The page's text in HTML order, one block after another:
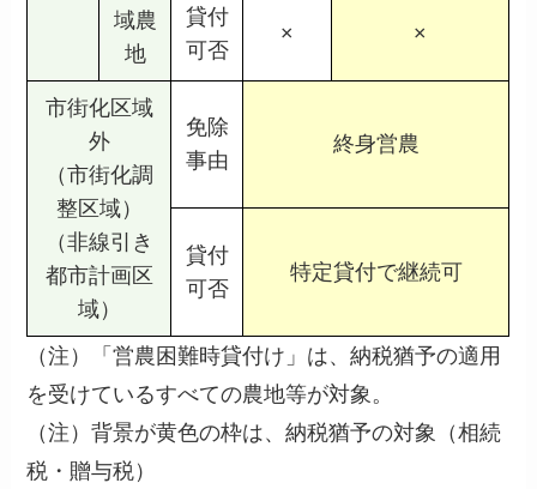
域農
地
貸付
可否
× ×
市街化区域
外
（市街化調
整区域）
（非線引き
都市計画区
域）
免除
事由
終身営農
貸付
可否
特定貸付で継続可
（注）「営農困難時貸付け」は、納税猶予の適用
を受けているすべての農地等が対象。
（注）背景が黄色の枠は、納税猶予の対象（相続
税・贈与税）